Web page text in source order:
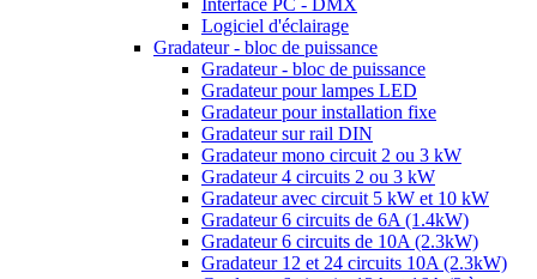
Interface PC - DMX
Logiciel d'éclairage
Gradateur - bloc de puissance
Gradateur - bloc de puissance
Gradateur pour lampes LED
Gradateur pour installation fixe
Gradateur sur rail DIN
Gradateur mono circuit 2 ou 3 kW
Gradateur 4 circuits 2 ou 3 kW
Gradateur avec circuit 5 kW et 10 kW
Gradateur 6 circuits de 6A (1.4kW)
Gradateur 6 circuits de 10A (2.3kW)
Gradateur 12 et 24 circuits 10A (2.3kW)